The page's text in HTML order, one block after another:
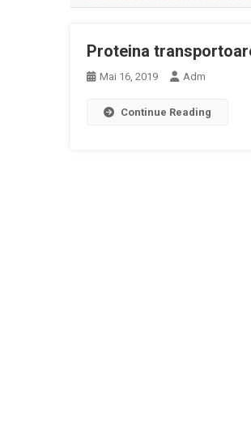
Proteina
Mai 16, 2019 Adm
Continue Reading